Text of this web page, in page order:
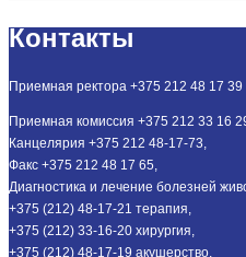
Контакты
Приемная ректора +375 212 48 17 39
Приемная комиссия +375 212 33 16
Канцелярия +375 212 48-17-73,
Факс +375 212 48 17 65,
Диагностика и лечение болезней
+375 (212) 48-17-21 терапия,
+375 (212) 33-16-20 хирургия,
+375 (212) 48-17-19 акушерство,